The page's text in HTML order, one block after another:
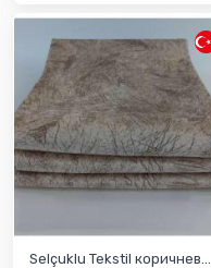
Selçuklu Tekstil коричнев...